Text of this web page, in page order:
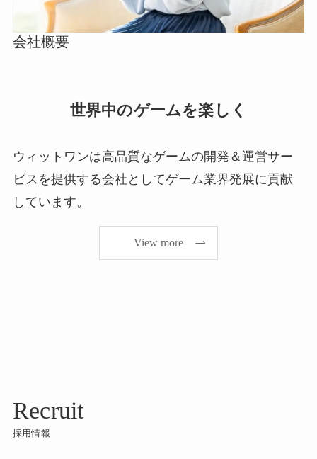
会社概要
世界中のゲームを楽しく
ウィットワンは高品質なゲームの開発＆運営サー
ビスを提供する会社としてゲーム業界発展に貢献
しています。
View more
Recruit
採用情報